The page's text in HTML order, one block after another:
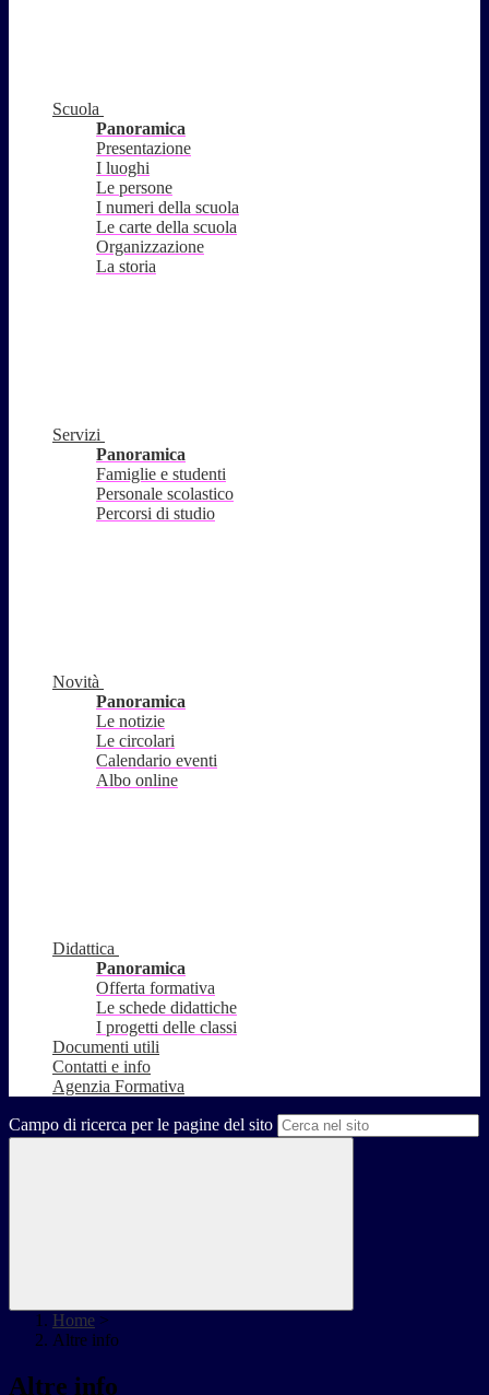
Scuola
Panoramica
Presentazione
I luoghi
Le persone
I numeri della scuola
Le carte della scuola
Organizzazione
La storia
Servizi
Panoramica
Famiglie e studenti
Personale scolastico
Percorsi di studio
Novità
Panoramica
Le notizie
Le circolari
Calendario eventi
Albo online
Didattica
Panoramica
Offerta formativa
Le schede didattiche
I progetti delle classi
Documenti utili
Contatti e info
Agenzia Formativa
Campo di ricerca per le pagine del sito
Home >
Altre info
Altre info